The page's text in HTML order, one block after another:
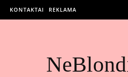
KONTAKTAI REKLAMA